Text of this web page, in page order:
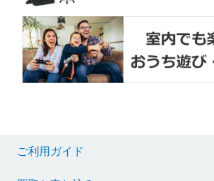
ご利用ガイド